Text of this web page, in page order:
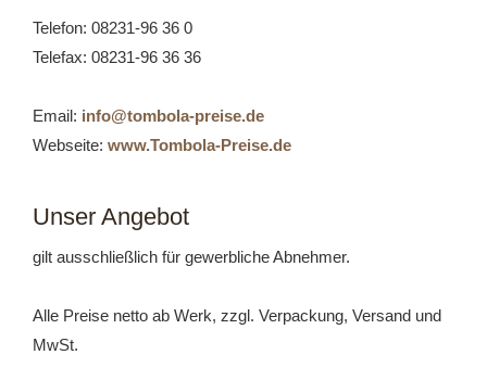
Telefon: 08231-96 36 0
Telefax: 08231-96 36 36
Email: info@tombola-preise.de
Webseite: www.Tombola-Preise.de
Unser Angebot
gilt ausschließlich für gewerbliche Abnehmer.
Alle Preise netto ab Werk, zzgl. Verpackung, Versand und
MwSt.